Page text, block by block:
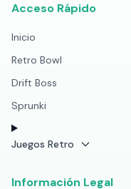
Acceso Rápido
Inicio
Retro Bowl
Drift Boss
Sprunki
Juegos Retro
Información Legal